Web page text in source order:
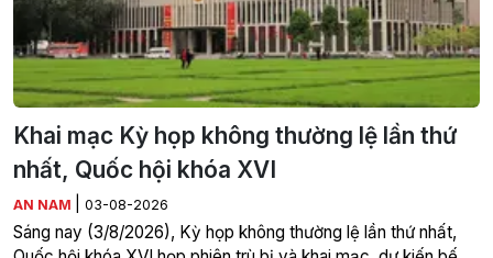
Khai mạc Kỳ họp không thường lệ lần thứ
nhất, Quốc hội khóa XVI
AN NAM 03-08-2026
Sáng nay (3/8/2026), Kỳ họp không thường lệ lần thứ nhất,